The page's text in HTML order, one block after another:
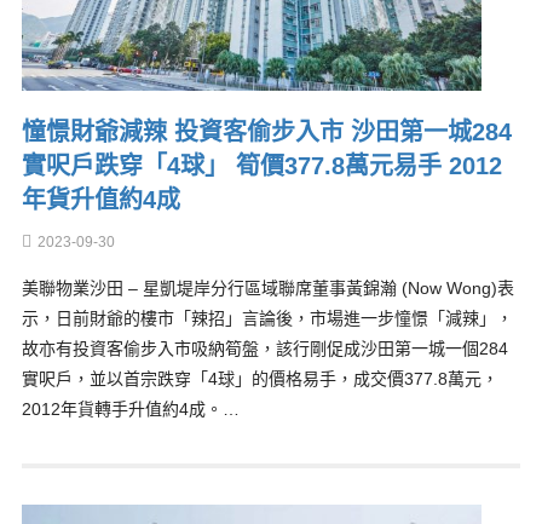
憧憬財爺減辣 投資客偷步入市 沙田第一城284
實呎戶跌穿「4球」 筍價377.8萬元易手 2012
年貨升值約4成
2023-09-30
美聯物業沙田 – 星凱堤岸分行區域聯席董事黃錦瀚 (Now Wong)表
示，日前財爺的樓市「辣招」言論後，市場進一步憧憬「減辣」，
故亦有投資客偷步入市吸納筍盤，該行剛促成沙田第一城一個284
實呎戶，並以首宗跌穿「4球」的價格易手，成交價377.8萬元，
2012年貨轉手升值約4成。…